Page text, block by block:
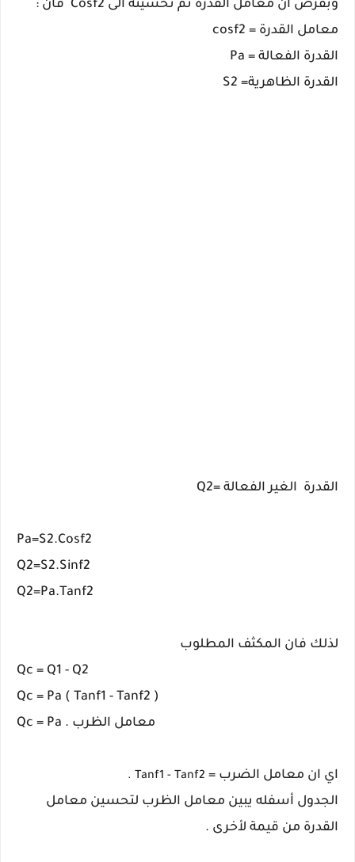
وبفرض ان معامل القدرة تم تحسينه الى Cosf2 فان :
معامل القدرة = cosf2
القدرة الفعالة = Pa
القدرة الظاهرية= S2
القدرة الغير الفعالة =Q2
Pa=S2.Cosf2
Q2=S2.Sinf2
Q2=Pa.Tanf2
لذلك فان المكثف المطلوب
Qc = Q1 - Q2
Qc = Pa ( Tanf1 - Tanf2 )
Qc = Pa . معامل الظرب
اي ان معامل الضرب = Tanf1 - Tanf2
.
الجدول أسفله يبين معامل الظرب لتحسين معامل
القدرة من قيمة لأخرى .